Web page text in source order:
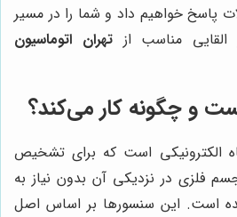
پاسخ خواهیم داد و شما را در مسیر
مناسب ازتهران اتوماسیون
و چگونه کار می‌کند؟
الکترونیکی است که برای تشخیص
فلزی در نزدیکی آن بدون نیاز به
است. این سنسورها بر اساس اصل